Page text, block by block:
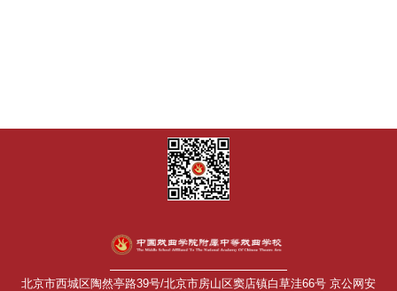
北京市西城区陶然亭路39号/北京市房山区窦店镇白草洼66号 京公网安